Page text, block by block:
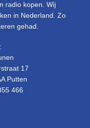
radio kopen. Wij
in Nederland. Zo
gehad.
17
Putten
466